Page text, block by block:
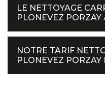
LE NETTOYAGE
PLONEVEZ PORZAY
NOTRE TARIF
PLONEVEZ PORZAY